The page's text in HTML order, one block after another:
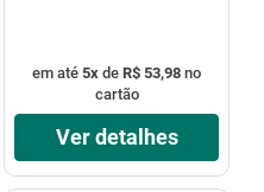
em até 5x de R$ 53,98 no
cartão
Ver detalhes